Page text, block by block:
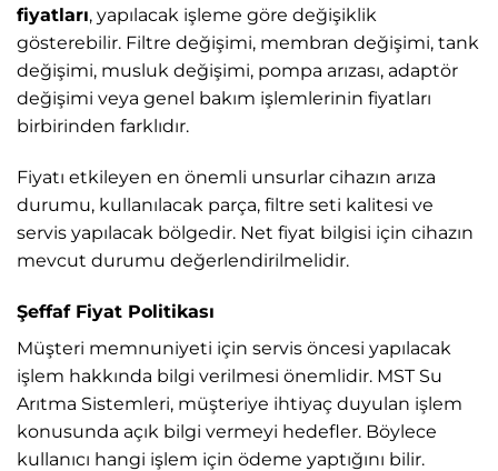
fiyatları, yapılacak işleme göre değişiklik
gösterebilir. Filtre değişimi, membran değişimi, tank
değişimi, musluk değişimi, pompa arızası, adaptör
değişimi veya genel bakım işlemlerinin fiyatları
birbirinden farklıdır.
Fiyatı etkileyen en önemli unsurlar cihazın arıza
durumu, kullanılacak parça, filtre seti kalitesi ve
servis yapılacak bölgedir. Net fiyat bilgisi için cihazın
mevcut durumu değerlendirilmelidir.
Şeffaf Fiyat Politikası
Müşteri memnuniyeti için servis öncesi yapılacak
işlem hakkında bilgi verilmesi önemlidir. MST Su
Arıtma Sistemleri, müşteriye ihtiyaç duyulan işlem
konusunda açık bilgi vermeyi hedefler. Böylece
kullanıcı hangi işlem için ödeme yaptığını bilir.